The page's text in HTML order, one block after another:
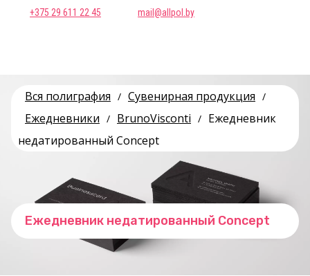
+375 29 611 22 45 mail@allpol.by
Вся полиграфия / Сувенирная продукция /
Ежедневники / BrunoVisconti / Ежедневник
недатированный Concept
Ежедневник недатированный Concept